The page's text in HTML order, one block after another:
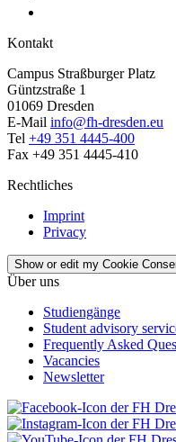
Kontakt
Campus Straßburger Platz
Güntzstraße 1
01069 Dresden
E-Mail info@fh-dresden.eu
Tel +49 351 4445-400
Fax +49 351 4445-410
Rechtliches
Imprint
Privacy
Show or edit my Cookie
Über uns
Studiengänge
Student advisory
Frequently Asked
Vacancies
Newsletter